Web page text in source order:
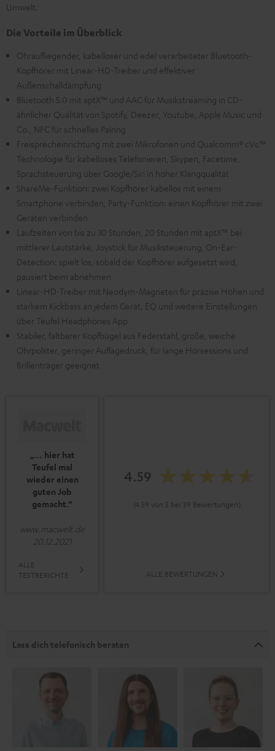
Umwelt.
Die Vorteile im Überblick
Ohraufliegender, kabelloser und edel verarbeiteter Bluetooth-
Kopfhörer mit Linear-HD-Treiber und effektiver
Außenschalldämpfung
Bluetooth 5.0 mit aptX™ und AAC für Musikstreaming in CD-
ähnlicher Qualität von Spotify, Deezer, Youtube, Apple Music und
Co., NFC für schnelles Pairing
Freisprecheinrichtung mit zwei Mikrofonen und Qualcomm® cVc™
Technologie für kabelloses Telefonieren, Skypen, Facetime,
Sprachsteuerung über Google/Siri in hoher Klangqualität
ShareMe-Funktion: zwei Kopfhörer kabellos mit einem
Smartphone verbinden, Party-Funktion: einen Kopfhörer mit zwei
Geräten verbinden
Laufzeiten von bis zu 30 Stunden, 20 Stunden mit aptX™ bei
mittlerer Lautstärke, Joystick für Musiksteuerung, On-Ear-
Detection: spielt los, sobald der Kopfhörer aufgesetzt wird,
pausiert beim abnehmen
Linear-HD-Treiber mit Neodym-Magneten für präzise Höhen und
starkem Kickbass an jedem Gerät, EQ und weitere Einstellungen
über Teufel Headphones App
Stabiler, faltbarer Kopfbügel aus Federstahl, große, weiche
Ohrpolster, geringer Auflagedruck, für lange Hörsessions und
Brillenträger geeignet
„… hier hat
Teufel mal
wieder einen
guten Job
gemacht.“
www.macwelt.de
20.12.2021
ALLE
TESTBERICHTE
4.59
(4.59 von 5 bei 39 Bewertungen)
ALLE BEWERTUNGEN
Lass dich telefonisch beraten